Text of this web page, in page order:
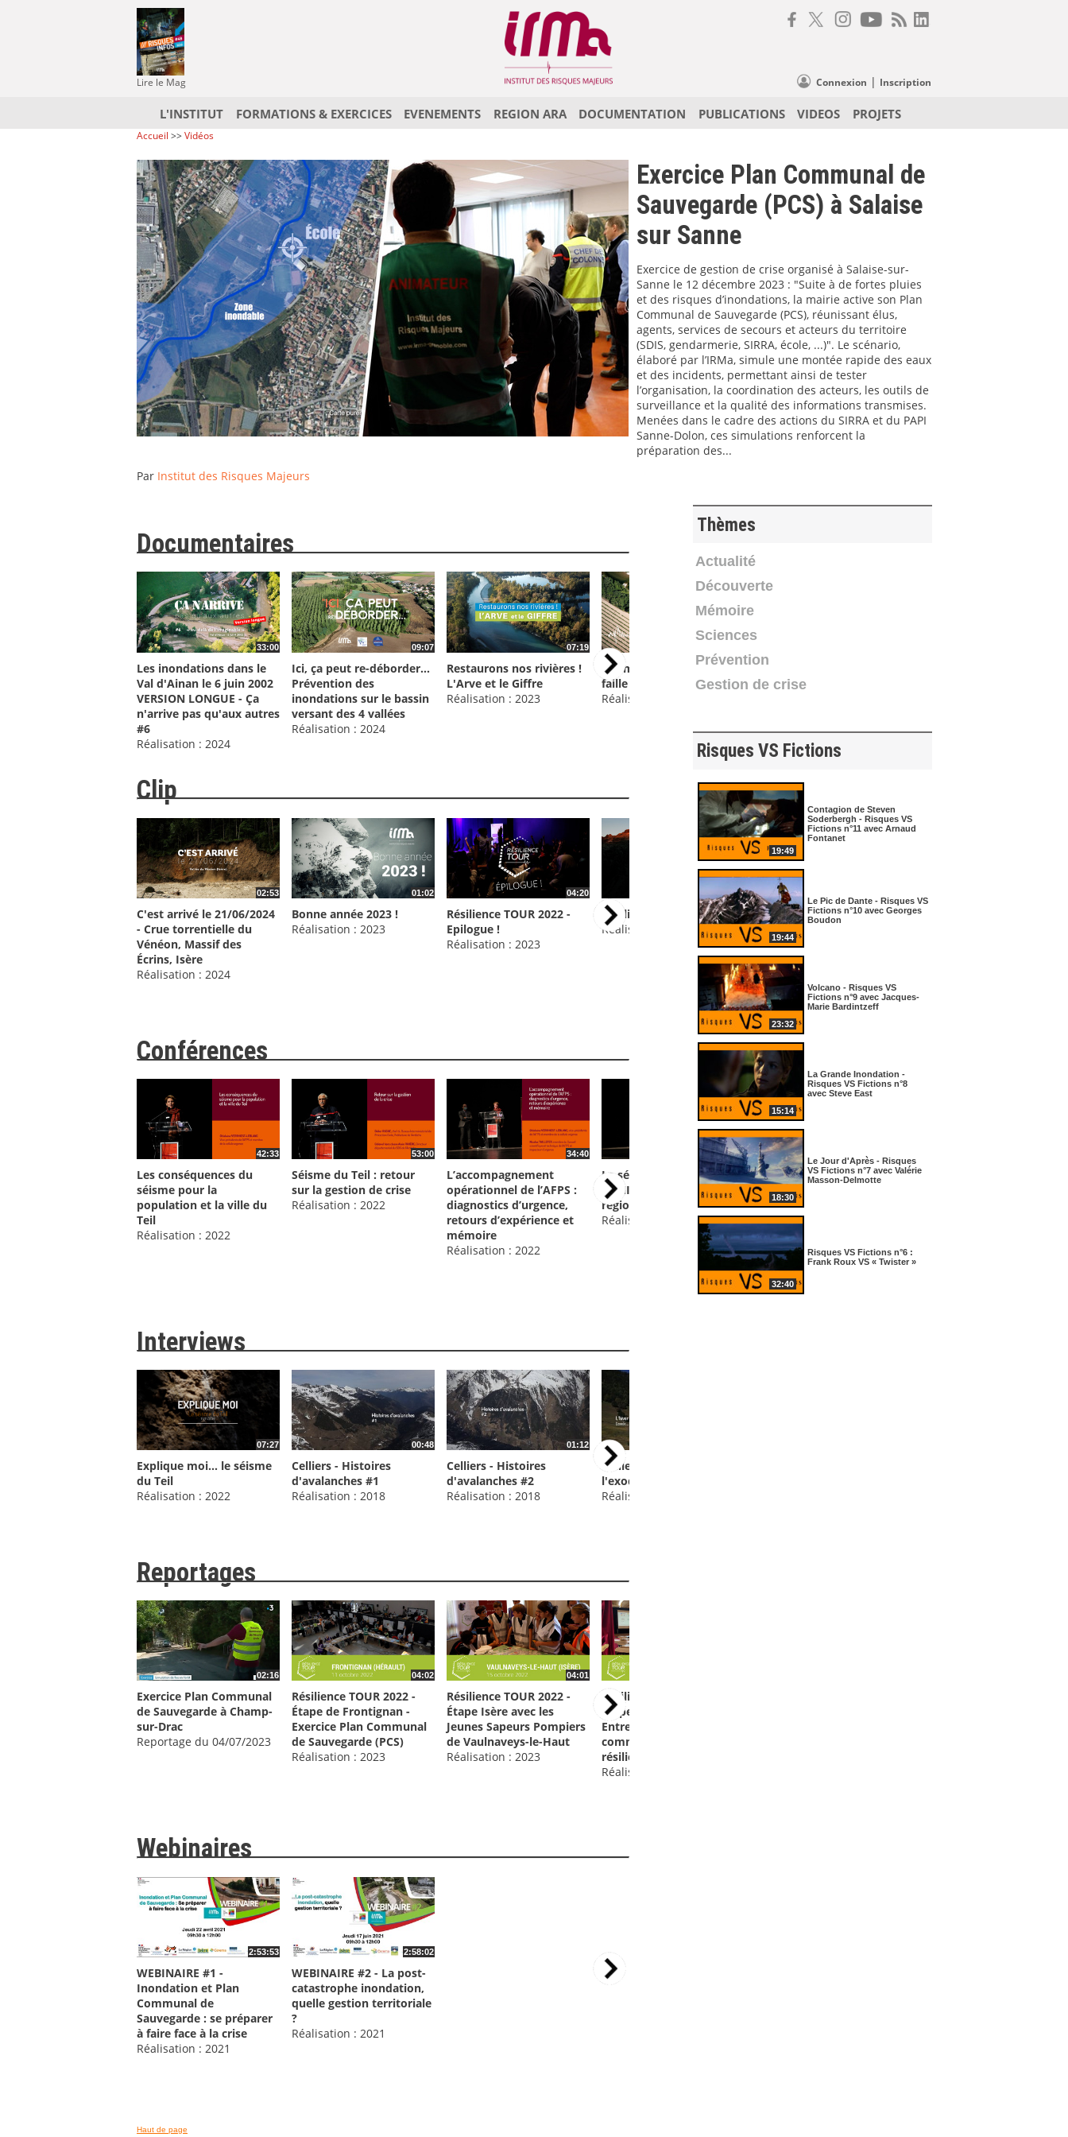
Lire le Mag Connexion | Inscription
L'INSTITUT FORMATIONS & EXERCICES EVENEMENTS REGION ARA DOCUMENTATION PUBLICATIONS VIDEOS PROJETS
Accueil >>Vidéos
Exercice Plan Communal de
Sauvegarde (PCS) à Salaise
sur Sanne
Exercice de gestion de crise organisé à Salaise-sur-
Sanne le 12 décembre 2023 : "Suite à de fortes pluies
et des risques d’inondations, la mairie active son Plan
Communal de Sauvegarde (PCS), réunissant élus,
agents, services de secours et acteurs du territoire
(SDIS, gendarmerie, SIRRA, école, ...)". Le scénario,
élaboré par l’IRMa, simule une montée rapide des eaux
et des incidents, permettant ainsi de tester
l’organisation, la coordination des acteurs, les outils de
surveillance et la qualité des informations transmises.
Menées dans le cadre des actions du SIRRA et du PAPI
Sanne-Dolon, ces simulations renforcent la
préparation des...
Par Institut des Risques Majeurs
Documentaires
33:00
Les inondations dans le
Val d'Ainan le 6 juin 2002
VERSION LONGUE - Ça
n'arrive pas qu'aux autres
#6
Réalisation : 2024
09:07
Ici, ça peut re-déborder...
Prévention des
inondations sur le bassin
versant des 4 vallées
Réalisation : 2024
07:19
Restaurons nos rivières !
L'Arve et le Giffre
Réalisation : 2023
Séisme du Teil - #1 La
faille
Réalisation : 2022
#0 - Trames Vertes &
Bleues : La vie au cœur
Réalisation : 2019
Clip
02:53
C'est arrivé le 21/06/2024
- Crue torrentielle du
Vénéon, Massif des
Écrins, Isère
Réalisation : 2024
01:02
Bonne année 2023 !
Réalisation : 2023
04:20
Résilience TOUR 2022 -
Epilogue !
Réalisation : 2023
00:40
Résilience TOUR 2023
Réalisation : 2023
Résilience TOUR - L'esprit
et les valeurs qui animent
notre collectif !
Réalisation : 2023
Restauration des terrains
Conférences
42:33
Les conséquences du
séisme pour la
population et la ville du
Teil
Réalisation : 2022
53:00
Séisme du Teil : retour
sur la gestion de crise
Réalisation : 2022
34:40
L’accompagnement
opérationnel de l’AFPS :
diagnostics d’urgence,
retours d’expérience et
mémoire
Réalisation : 2022
38:42
Le séisme du Teil, un
OVNI dans la sismicité
régionale ?
Réalisation : 2022
Les centrales nucléaires
de la région face au
risque sismique
Réalisation : 2022
Une « mission séisme »
Interviews
07:27
Explique moi... le séisme
du Teil
Réalisation : 2022
00:48
Celliers - Histoires
d'avalanches #1
Réalisation : 2018
01:12
Celliers - Histoires
d'avalanches #2
Réalisation : 2018
Celliers - l'hiver 1965-66 :
l'exode
Réalisation : 2018
Reportages
02:16
Exercice Plan Communal
de Sauvegarde à Champ-
sur-Drac
Reportage du 04/07/2023
04:02
Résilience TOUR 2022 -
Étape de Frontignan -
Exercice Plan Communal
de Sauvegarde (PCS)
Réalisation : 2023
04:01
Résilience TOUR 2022 -
Étape Isère avec les
Jeunes Sapeurs Pompiers
de Vaulnaveys-le-Haut
Réalisation : 2023
Résilience TOUR 2022 -
Étape du Var -
Entreprises, ERP,
comment être plus
résilient face aux risques
Réalisation : 2023
Webinaires
2:53:53
WEBINAIRE #1 -
Inondation et Plan
Communal de
Sauvegarde : se préparer
à faire face à la crise
Réalisation : 2021
2:58:02
WEBINAIRE #2 - La post-
catastrophe inondation,
quelle gestion territoriale
?
Réalisation : 2021
Thèmes
Actualité
Découverte
Mémoire
Sciences
Prévention
Gestion de crise
Risques VS Fictions
19:49
Contagion de Steven
Soderbergh - Risques VS
Fictions n°11 avec Arnaud
Fontanet
19:44
Le Pic de Dante - Risques VS
Fictions n°10 avec Georges
Boudon
23:32
Volcano - Risques VS
Fictions n°9 avec Jacques-
Marie Bardintzeff
15:14
La Grande Inondation -
Risques VS Fictions n°8
avec Steve East
18:30
Le Jour d'Après - Risques
VS Fictions n°7 avec Valérie
Masson-Delmotte
32:40
Risques VS Fictions n°6 :
Frank Roux VS « Twister »
Haut de page